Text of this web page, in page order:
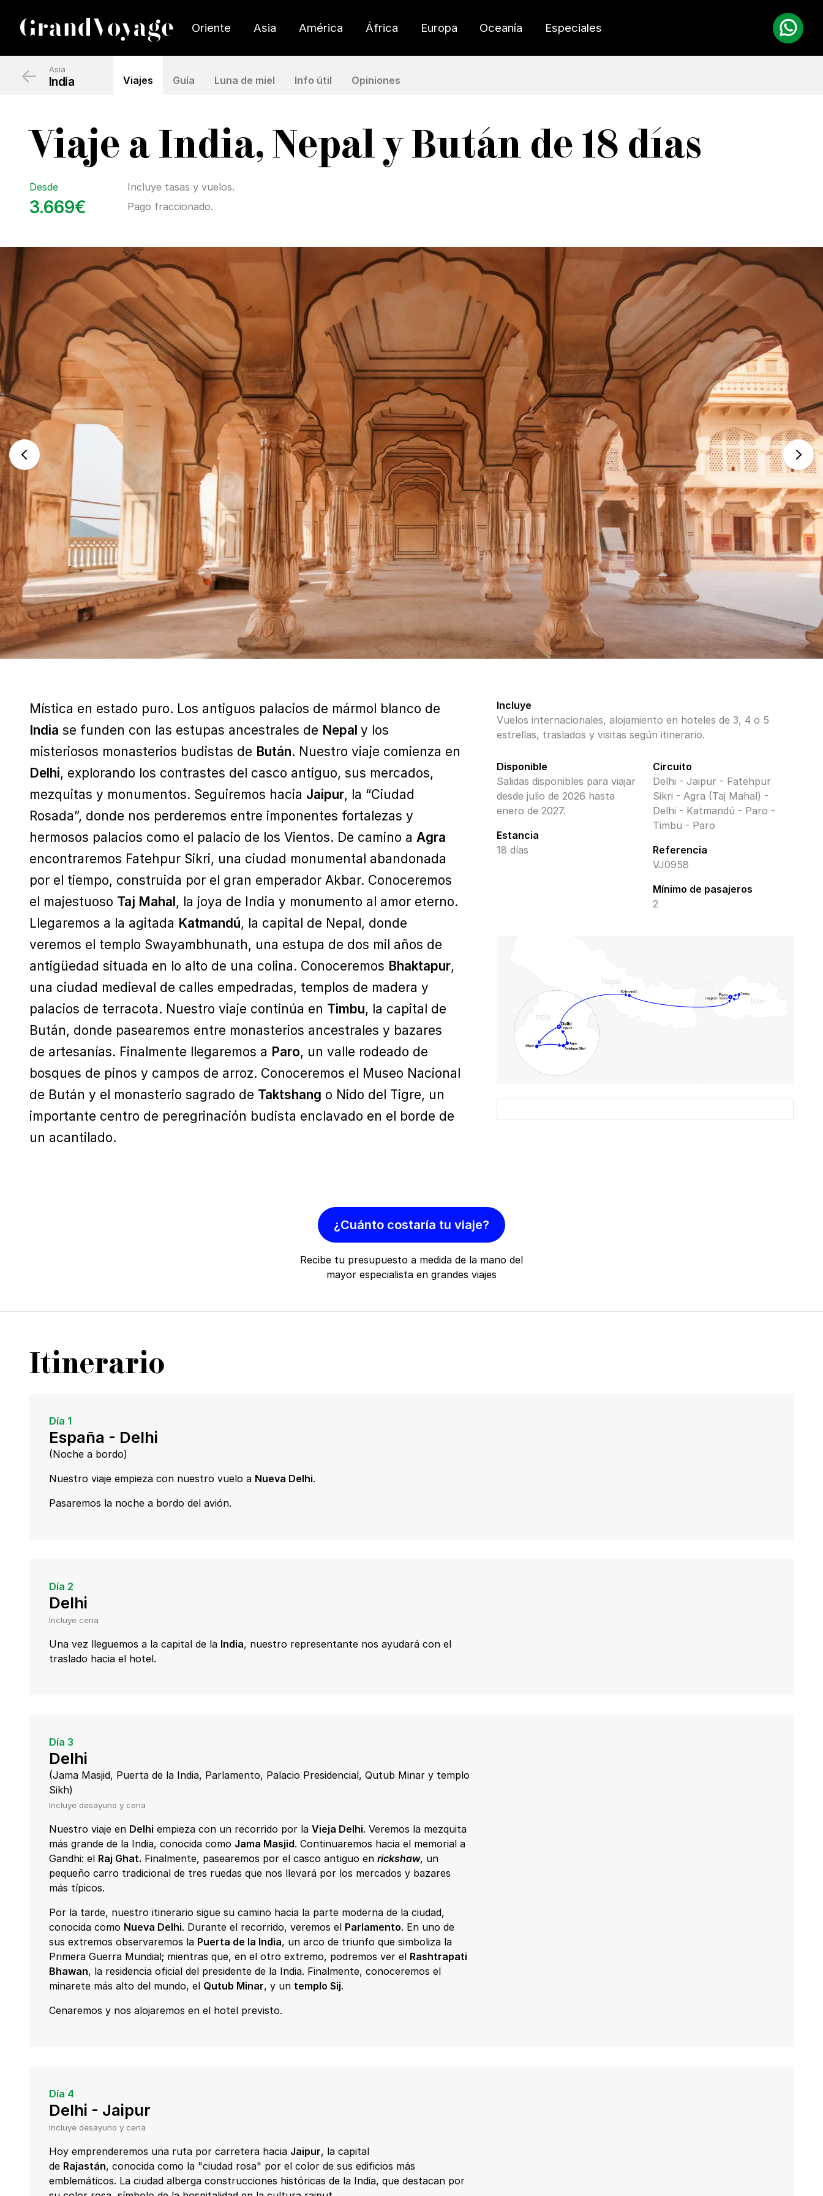
Oriente Asia América África Europa Oceanía Especiales
Asia
India Viajes Guía Luna de miel Info útil Opiniones
←
Viaje a India, Nepal y Bután de 18 días
Desde
3.669€
Incluye tasas y vuelos.
Pago fraccionado.
Mística en estado puro. Los antiguos palacios de mármol blanco de
India se funden con las estupas ancestrales de Nepal y los
misteriosos monasterios budistas de Bután. Nuestro viaje comienza en
Delhi, explorando los contrastes del casco antiguo, sus mercados,
mezquitas y monumentos. Seguiremos hacia Jaipur, la “Ciudad
Rosada”, donde nos perderemos entre imponentes fortalezas y
hermosos palacios como el palacio de los Vientos. De camino a Agra
encontraremos Fatehpur Sikri, una ciudad monumental abandonada
por el tiempo, construida por el gran emperador Akbar. Conoceremos
el majestuoso Taj Mahal, la joya de India y monumento al amor eterno.
Llegaremos a la agitada Katmandú, la capital de Nepal, donde
veremos el templo Swayambhunath, una estupa de dos mil años de
antigüedad situada en lo alto de una colina. Conoceremos Bhaktapur,
una ciudad medieval de calles empedradas, templos de madera y
palacios de terracota. Nuestro viaje continúa en Timbu, la capital de
Bután, donde pasearemos entre monasterios ancestrales y bazares
de artesanías. Finalmente llegaremos a Paro, un valle rodeado de
bosques de pinos y campos de arroz. Conoceremos el Museo Nacional
de Bután y el monasterio sagrado de Taktshang o Nido del Tigre, un
importante centro de peregrinación budista enclavado en el borde de
un acantilado.
Incluye
Vuelos internacionales, alojamiento en hoteles de 3, 4 o 5
estrellas, traslados y visitas según itinerario.
Disponible
Salidas disponibles para viajar
desde julio de 2026 hasta
enero de 2027.
Estancia
18 días
Circuito
Delhi - Jaipur - Fatehpur
Sikri - Agra (Taj Mahal) -
Delhi - Katmandú - Paro -
Timbu - Paro
Referencia
VJ0958
Mínimo de pasajeros
2
¿Cuánto costaría tu viaje?
Recibe tu presupuesto a medida de la mano del
mayor especialista en grandes viajes
Itinerario
Día 1
España - Delhi
(Noche a bordo)
Nuestro viaje empieza con nuestro vuelo a Nueva Delhi.
Pasaremos la noche a bordo del avión.
Día 2
Delhi
Incluye cena
Una vez lleguemos a la capital de la India, nuestro representante nos ayudará con el
traslado hacia el hotel.
Día 3
Delhi
(Jama Masjid, Puerta de la India, Parlamento, Palacio Presidencial, Qutub Minar y templo
Sikh)
Incluye desayuno y cena
Nuestro viaje en Delhi empieza con un recorrido por la Vieja Delhi. Veremos la mezquita
más grande de la India, conocida como Jama Masjid. Continuaremos hacia el memorial a
Gandhi: el Raj Ghat. Finalmente, pasearemos por el casco antiguo en rickshaw, un
pequeño carro tradicional de tres ruedas que nos llevará por los mercados y bazares
más típicos.
Por la tarde, nuestro itinerario sigue su camino hacia la parte moderna de la ciudad,
conocida como Nueva Delhi. Durante el recorrido, veremos el Parlamento. En uno de
sus extremos observaremos la Puerta de la India, un arco de triunfo que simboliza la
Primera Guerra Mundial; mientras que, en el otro extremo, podremos ver el Rashtrapati
Bhawan, la residencia oficial del presidente de la India. Finalmente, conoceremos el
minarete más alto del mundo, el Qutub Minar, y un templo Sij.
Cenaremos y nos alojaremos en el hotel previsto.
Día 4
Delhi - Jaipur
Incluye desayuno y cena
Hoy emprenderemos una ruta por carretera hacia Jaipur, la capital
de Rajastán, conocida como la "ciudad rosa" por el color de sus edificios más
emblemáticos. La ciudad alberga construcciones históricas de la India, que destacan por